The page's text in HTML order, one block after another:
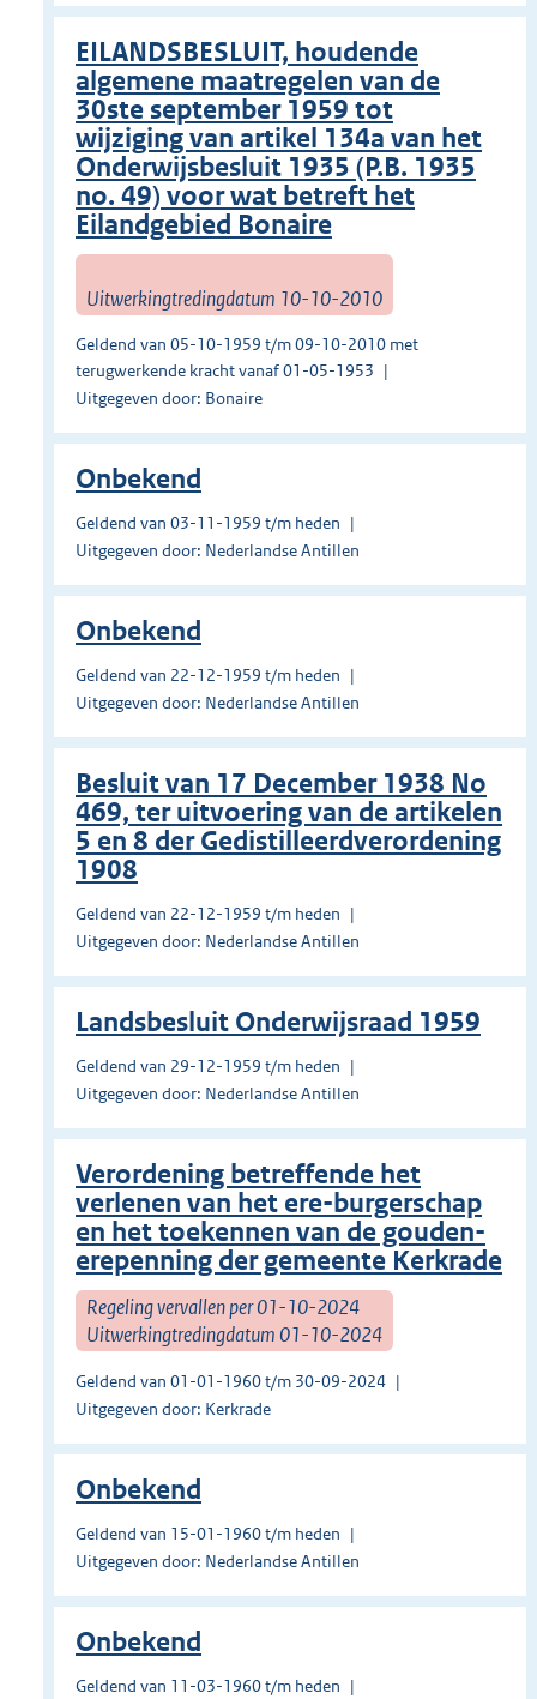
EILANDSBESLUIT, houdende
algemene maatregelen van de
30ste september 1959 tot
wijziging van artikel 134a van het
Onderwijsbesluit 1935 (P.B. 1935
no. 49) voor wat betreft het
Eilandgebied Bonaire
Uitwerkingtredingdatum 10-10-2010
Geldend van 05-10-1959 t/m 09-10-2010 met
terugwerkende kracht vanaf 01-05-1953
Uitgegeven door: Bonaire
Onbekend
Geldend van 03-11-1959 t/m heden
Uitgegeven door: Nederlandse Antillen
Onbekend
Geldend van 22-12-1959 t/m heden
Uitgegeven door: Nederlandse Antillen
Besluit van 17 December 1938 No
469, ter uitvoering van de artikelen
5 en 8 der Gedistilleerdverordening
1908
Geldend van 22-12-1959 t/m heden
Uitgegeven door: Nederlandse Antillen
Landsbesluit Onderwijsraad 1959
Geldend van 29-12-1959 t/m heden
Uitgegeven door: Nederlandse Antillen
Verordening betreffende het
verlenen van het ere-burgerschap
en het toekennen van de gouden-
erepenning der gemeente Kerkrade
Regeling vervallen per 01-10-2024
Uitwerkingtredingdatum 01-10-2024
Geldend van 01-01-1960 t/m 30-09-2024
Uitgegeven door: Kerkrade
Onbekend
Geldend van 15-01-1960 t/m heden
Uitgegeven door: Nederlandse Antillen
Onbekend
Geldend van 11-03-1960 t/m heden